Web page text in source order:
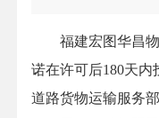
福建宏图华昌物
诺在许可后180天
道路货物运输服务